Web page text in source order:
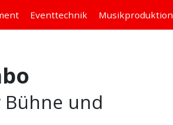
Eventtechnik Musikproduktion
und